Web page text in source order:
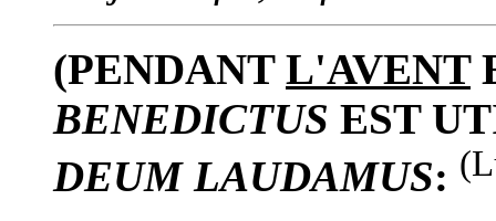
(PENDANT L'AVENT
BENEDICTUS EST
DEUM LAUDAMUS: